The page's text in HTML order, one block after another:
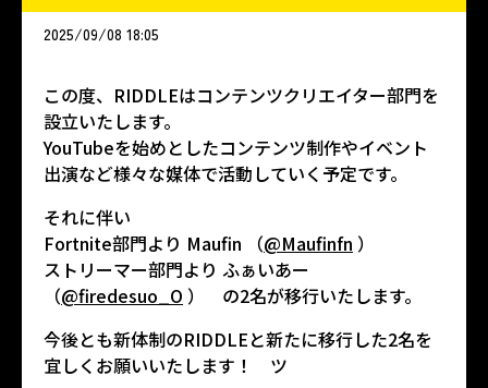
2025/09/08 18:05
この度、RIDDLEはコンテンツクリエイター部門を
設立いたします。
YouTubeを始めとしたコンテンツ制作やイベント
出演など様々な媒体で活動していく予定です。
それに伴い
Fortnite部門より Maufin （@Maufinfn ）
ストリーマー部門より ふぁいあー
（@firedesuo_O ） の2名が移行いたします。
今後とも新体制のRIDDLEと新たに移行した2名を
宜しくお願いいたします！ ツ